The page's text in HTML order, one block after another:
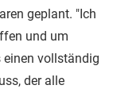
geplant. "Ich
und um
einen vollständig
der alle